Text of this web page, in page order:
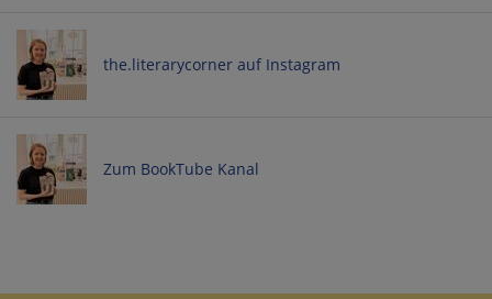
the.literarycorner auf Instagram
Zum BookTube Kanal